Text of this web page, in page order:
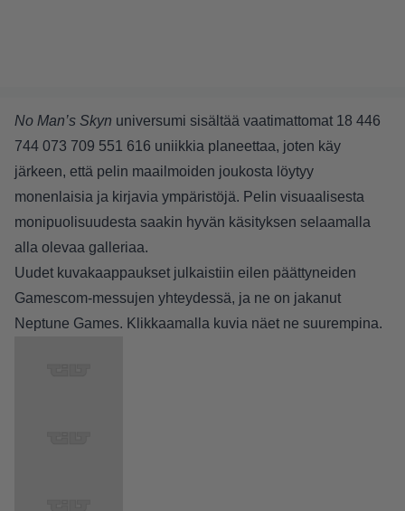
No Man’s Skyn universumi sisältää vaatimattomat 18 446
744 073 709 551 616 uniikkia planeettaa, joten käy
järkeen, että pelin maailmoiden joukosta löytyy
monenlaisia ja kirjavia ympäristöjä. Pelin visuaalisesta
monipuolisuudesta saakin hyvän käsityksen selaamalla
alla olevaa galleriaa.
Uudet kuvakaappaukset julkaistiin eilen päättyneiden
Gamescom-messujen yhteydessä, ja ne on jakanut
Neptune Games. Klikkaamalla kuvia näet ne suurempina.